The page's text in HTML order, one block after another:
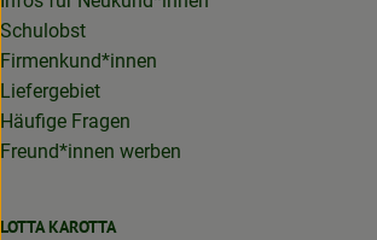
Schulobst
Firmenkund*innen
Liefergebiet
Häufige Fragen
Freund*innen werben
LOTTA KAROTTA